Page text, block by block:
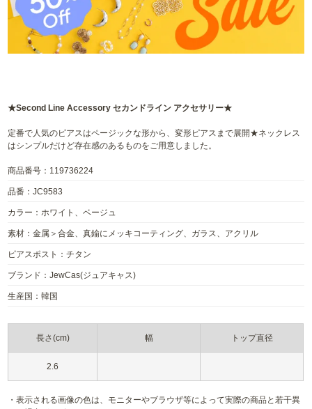
★Second Line Accessory セカンドライン アクセサリー★
定番で人気のピアスはページックな形から、変形ピアスまで展開★ネックレス
はシンプルだけど存在感のあるものをご用意しました。
商品番号：119736224
品番：JC9583
カラー：ホワイト、ベージュ
素材：金属＞合金、真鍮にメッキコーティング、ガラス、アクリル
ピアスポスト：チタン
ブランド：JewCas(ジュアキャス)
生産国：韓国
長さ(cm) 幅 トップ直径
2.6
・表示される画像の色は、モニターやブラウザ等によって実際の商品と若干異